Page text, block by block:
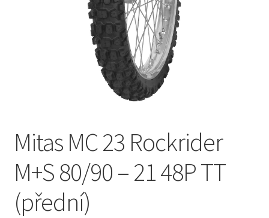
Mitas MC 23 Rockrider
M+S 80/90 – 21 48P TT
(přední)